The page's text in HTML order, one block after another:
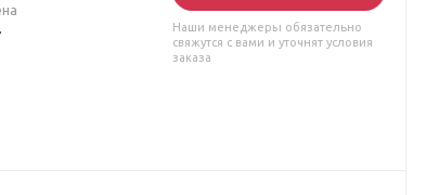
Наши менеджеры обязательно
свяжутся с вами и уточнят условия
заказа